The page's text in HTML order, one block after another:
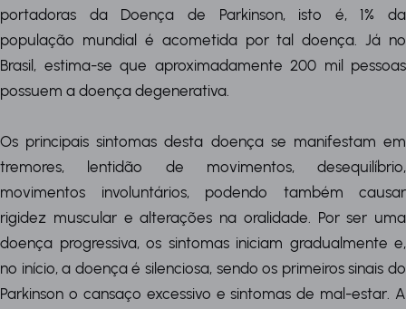
portadoras da Doença de Parkinson, isto é, 1% da
população mundial é acometida por tal doença. Já no
Brasil, estima-se que aproximadamente 200 mil pessoas
possuem a doença degenerativa.
Os principais sintomas desta doença se manifestam em
tremores, lentidão de movimentos, desequilíbrio,
movimentos involuntários, podendo também causar
rigidez muscular e alterações na oralidade. Por ser uma
doença progressiva, os sintomas iniciam gradualmente e,
no início, a doença é silenciosa, sendo os primeiros sinais do
Parkinson o cansaço excessivo e sintomas de mal-estar. A